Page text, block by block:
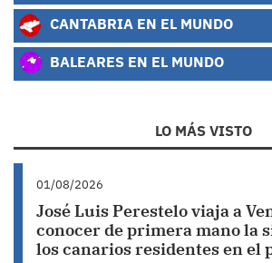
CANTABRIA EN EL MUNDO
BALEARES EN EL MUNDO
LO MÁS VISTO
01/08/2026
José Luis Perestelo viaja a
conocer de primera mano la
los canarios residentes en el